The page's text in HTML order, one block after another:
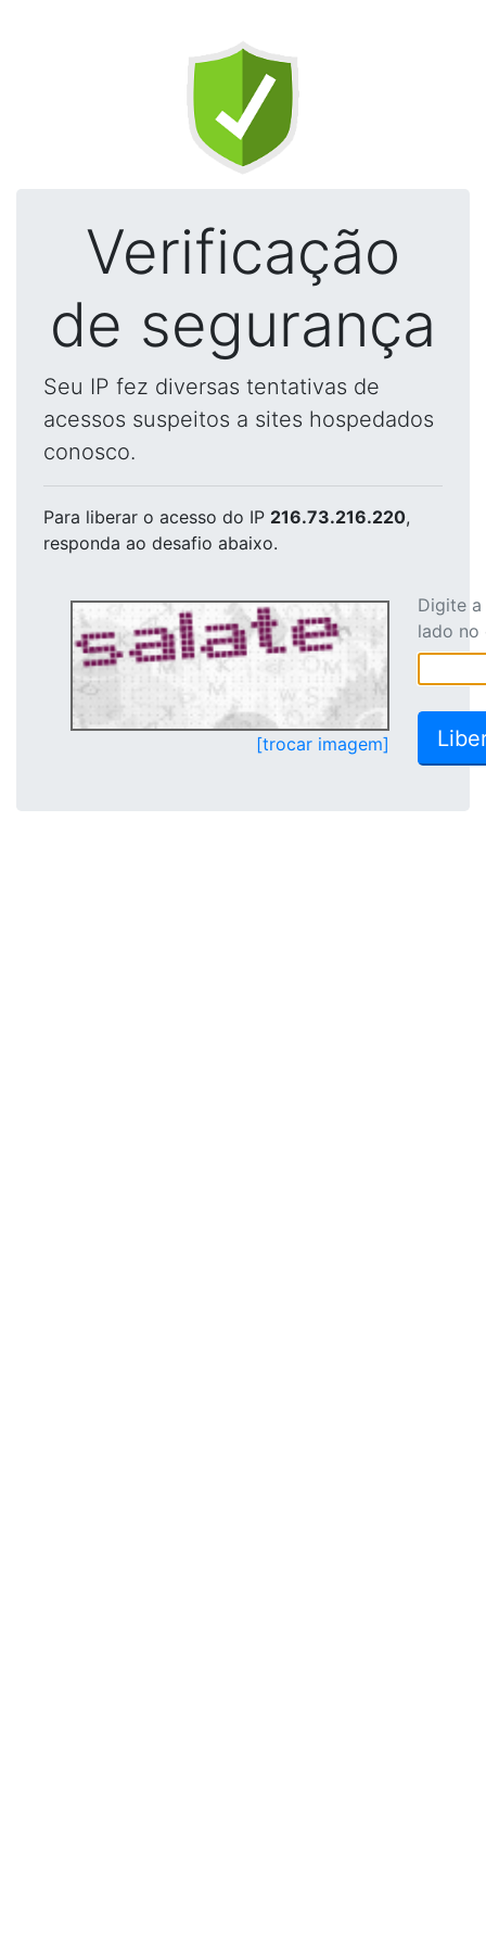
Verificação
de segurança
Seu IP fez diversas tentativas de
acessos suspeitos a sites hospedados
conosco.
Para liberar o acesso do IP 216.73.216.220,
responda ao desafio abaixo.
[trocar imagem]
Digite
lado no